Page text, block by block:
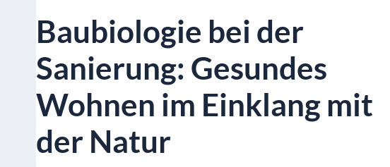
Baubiologie bei der
Sanierung: Gesundes
Wohnen im Einklang mit
der Natur